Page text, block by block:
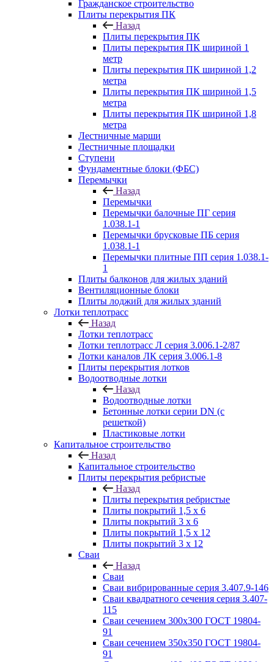
Гражданское строительство
Плиты перекрытия ПК
Назад
Плиты перекрытия ПК
Плиты перекрытия ПК шириной 1
метр
Плиты перекрытия ПК шириной 1,2
метра
Плиты перекрытия ПК шириной 1,5
метра
Плиты перекрытия ПК шириной 1,8
метра
Лестничные марши
Лестничные площадки
Ступени
Фундаментные блоки (ФБС)
Перемычки
Назад
Перемычки
Перемычки балочные ПГ серия
1.038.1-1
Перемычки брусковые ПБ серия
1.038.1-1
Перемычки плитные ПП серия 1.038.1-
1
Плиты балконов для жилых зданий
Вентиляционные блоки
Плиты лоджий для жилых зданий
Лотки теплотрасс
Назад
Лотки теплотрасс
Лотки теплотрасс Л серия 3.006.1-2/87
Лотки каналов ЛК серия 3.006.1-8
Плиты перекрытия лотков
Водоотводные лотки
Назад
Водоотводные лотки
Бетонные лотки серии DN (с
решеткой)
Пластиковые лотки
Капитальное строительство
Назад
Капитальное строительство
Плиты перекрытия ребристые
Назад
Плиты перекрытия ребристые
Плиты покрытий 1,5 x 6
Плиты покрытий 3 x 6
Плиты покрытий 1,5 x 12
Плиты покрытий 3 x 12
Сваи
Назад
Сваи
Сваи вибрированные серия 3.407.9-146
Сваи квадратного сечения серия 3.407-
115
Сваи сечением 300х300 ГОСТ 19804-
91
Сваи сечением 350х350 ГОСТ 19804-
91